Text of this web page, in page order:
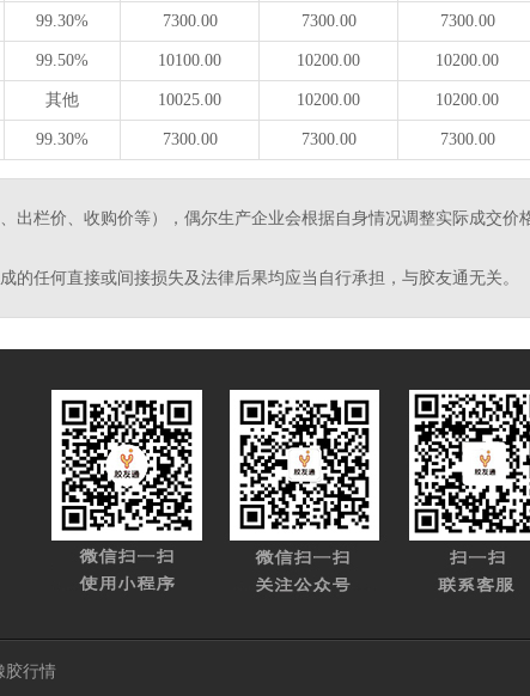
99.30% 7300.00 7300.00 7300.00
99.50% 10100.00 10200.00 10200.00
其他 10025.00 10200.00 10200.00
99.30% 7300.00 7300.00 7300.00
栏价、收购价等），偶尔生产企业会根据自身情况调整实际成交价
任何直接或间接损失及法律后果均应当自行承担，与胶友通无关。
胶行情